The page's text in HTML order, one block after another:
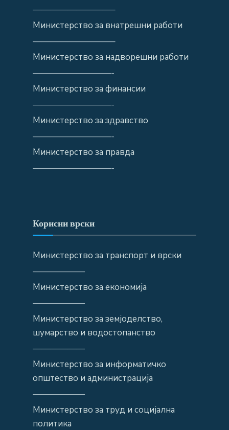
—————————–
Министерство за внатрешни работи
—————————–
Министерство за надворешни работи
—————————-
Министерство за финансии
—————————-
Министерство за здравство
—————————-
Министерство за правда
—————————-
Корисни врски
Министерство за транспорт и врски
——————
Министерство за економија
——————
Министерство за земјоделство,
шумарство и водостопанство
——————
Министерство за информатичко
општество и администрација
——————
Министерство за труд и социјална
политика